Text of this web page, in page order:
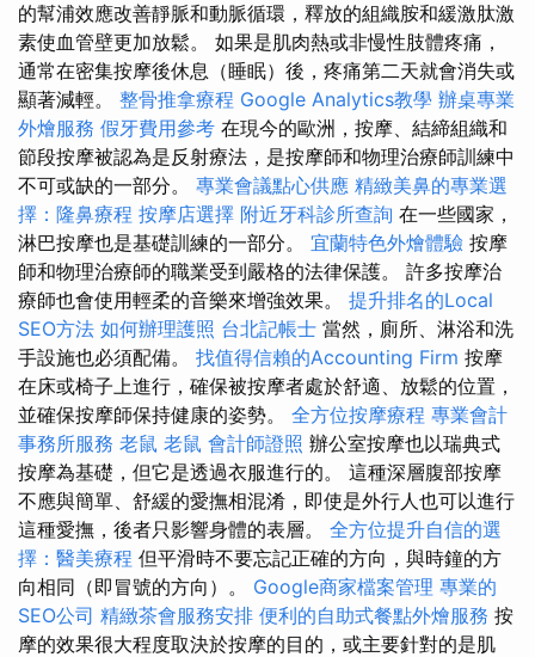
的幫浦效應改善靜脈和動脈循環，釋放的組織胺和緩激肽激
素使血管壁更加放鬆。 如果是肌肉熱或非慢性肢體疼痛，
通常在密集按摩後休息（睡眠）後，疼痛第二天就會消失或
顯著減輕。 整骨推拿療程 Google Analytics教學 辦桌專業
外燴服務 假牙費用參考 在現今的歐洲，按摩、結締組織和
節段按摩被認為是反射療法，是按摩師和物理治療師訓練中
不可或缺的一部分。 專業會議點心供應 精緻美鼻的專業選
擇：隆鼻療程 按摩店選擇 附近牙科診所查詢 在一些國家，
淋巴按摩也是基礎訓練的一部分。 宜蘭特色外燴體驗 按摩
師和物理治療師的職業受到嚴格的法律保護。 許多按摩治
療師也會使用輕柔的音樂來增強效果。 提升排名的Local
SEO方法 如何辦理護照 台北記帳士 當然，廁所、淋浴和洗
手設施也必須配備。 找值得信賴的Accounting Firm 按摩
在床或椅子上進行，確保被按摩者處於舒適、放鬆的位置，
並確保按摩師保持健康的姿勢。 全方位按摩療程 專業會計
事務所服務 老鼠 老鼠 會計師證照 辦公室按摩也以瑞典式
按摩為基礎，但它是透過衣服進行的。 這種深層腹部按摩
不應與簡單、舒緩的愛撫相混淆，即使是外行人也可以進行
這種愛撫，後者只影響身體的表層。 全方位提升自信的選
擇：醫美療程 但平滑時不要忘記正確的方向，與時鐘的方
向相同（即冒號的方向）。 Google商家檔案管理 專業的
SEO公司 精緻茶會服務安排 便利的自助式餐點外燴服務 按
摩的效果很大程度取決於按摩的目的，或主要針對的是肌